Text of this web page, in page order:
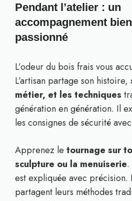
Pendant l’atelier : un
accompagnement
passionné
L’odeur du bois frais vous
L’artisan partage son histoire,
métier, et les techniques
génération en génération. Il
les consignes de sécurité
Apprenez le tournage sur
sculpture ou la menuiserie.
est expliquée avec précision.
partagent leurs méthodes